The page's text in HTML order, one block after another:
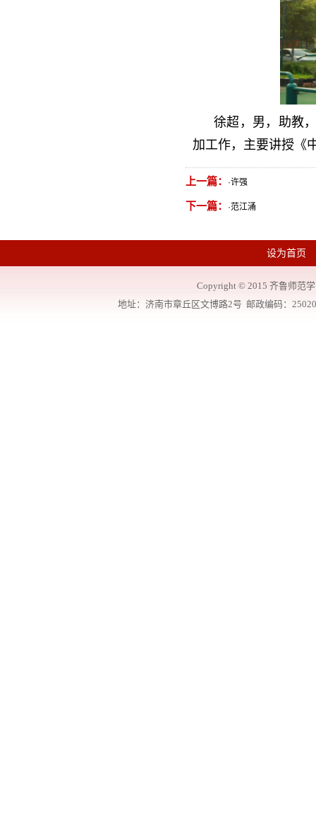
徐超，男，助教
加工作，主要讲授《
上一篇： ·许强
下一篇： ·范江涌
设为首页
Copyright © 2015 齐鲁师范
地址：济南市章丘区文博路2号 邮政编码：